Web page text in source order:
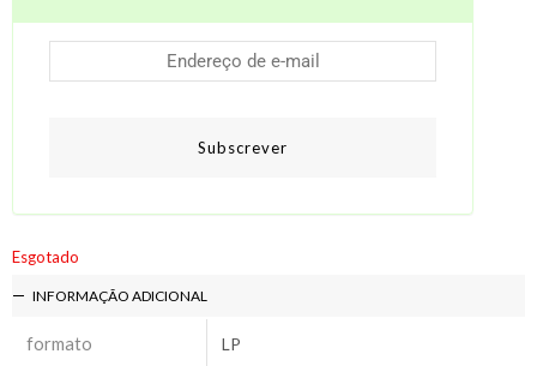
Subscrever
Esgotado
INFORMAÇÃO ADICIONAL
formato LP